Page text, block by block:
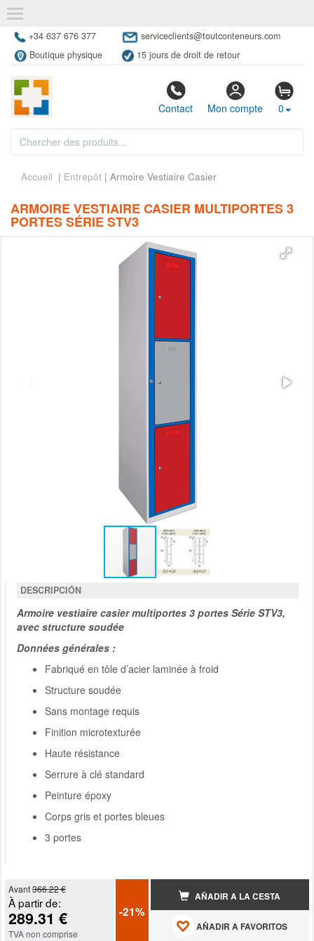
+34 637 676 377
serviceclients@toutconteneurs.com
Boutique physique
15 jours de droit de retour
Contact Mon compte 0
Accueil | Entrepôt | Armoire Vestiaire Casier
ARMOIRE VESTIAIRE CASIER MULTIPORTES 3
PORTES SÉRIE STV3
DESCRIPCIÓN
Armoire vestiaire casier multiportes 3 portes Série STV3,
avec structure soudée
Données générales :
Fabriqué en tôle d’acier laminée à froid
Structure soudée
Sans montage requis
Finition microtexturée
Haute résistance
Serrure à clé standard
Peinture époxy
Corps gris et portes bleues
3 portes
Avant366.22 €
À partir de:
289.31 €
TVA non comprise
-21%
AÑADIR A LA CESTA
AÑADIR A FAVORITOS